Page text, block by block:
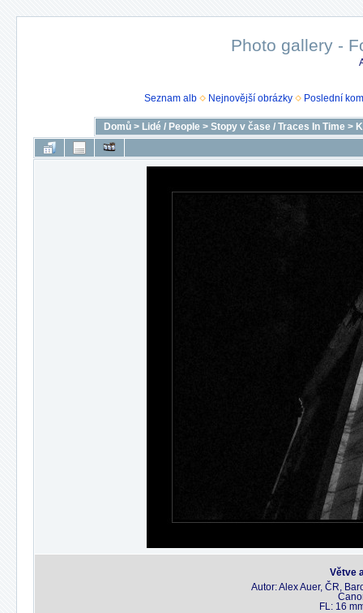
Photo gallery -
Seznam alb Nejnovější obrázky Poslední
Domů > Lidé / People > Stopy v čase / Traces In Time >
Větve
Autor: Alex Auer, ČR,
FL: 16